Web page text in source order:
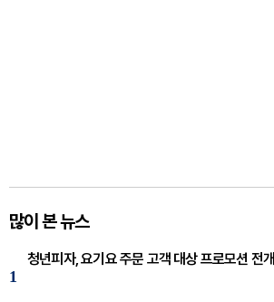
많이 본 뉴스
1
청년피자, 요기요 주문 고객 대상 프로모션 전개